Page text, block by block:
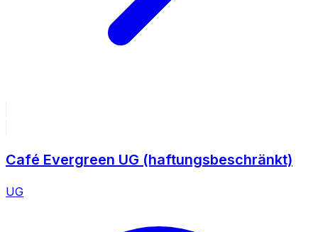
Café Evergreen UG (haftungsbeschränkt)
UG